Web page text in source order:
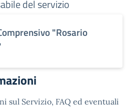
del servizio
"Rosario
sul Servizio, FAQ ed eventuali